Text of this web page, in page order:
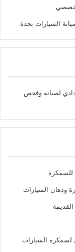
السيارات بجدة
لصيانة وفحص
للسمكرة
ودهان السيارات
لسمكرة السيارات